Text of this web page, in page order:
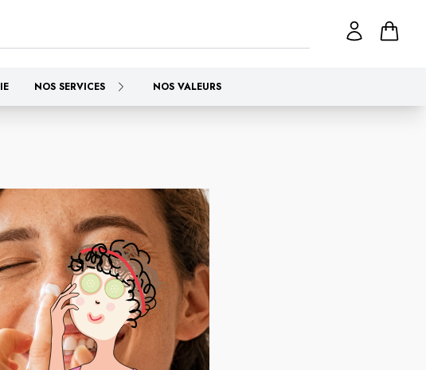
NOS SERVICES NOS VALEURS